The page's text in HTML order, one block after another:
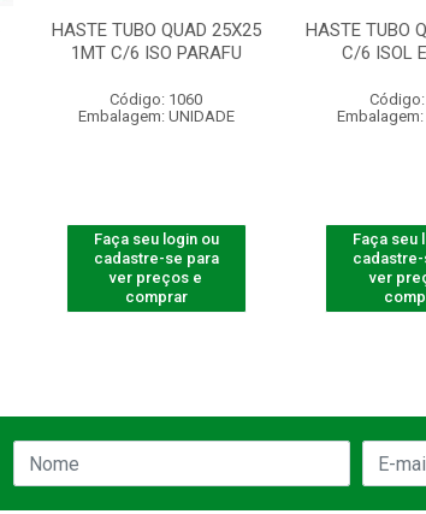
HASTE TUBO QUAD 25X25
1MT C/6 ISO PARAFU
Código: 1060
Embalagem: UNIDADE
Faça seu login ou
cadastre-se para
ver preços e
comprar
HASTE TUBO
C/6 ISOL
Embalagem:
Faça seu
ver